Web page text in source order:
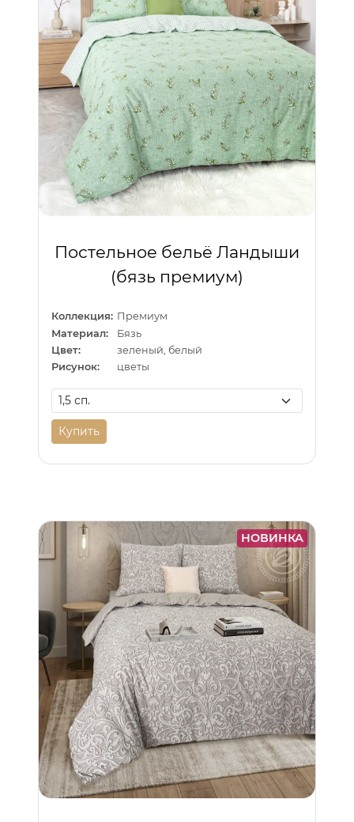
Постельное бельё Ландыши
(бязь премиум)
Коллекция: Премиум
Материал:
Бязь
Цвет:
зеленый, белый
Рисунок:
цветы
Купить
НОВИНКА